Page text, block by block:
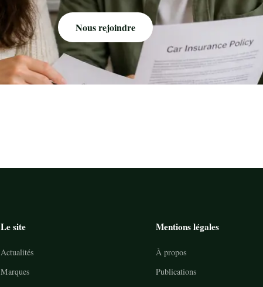
Nous rejoindre
Le site
Actualités
Marques
Mentions légales
À propos
Publications